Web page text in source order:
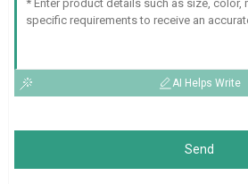
AI Helps Write
Send